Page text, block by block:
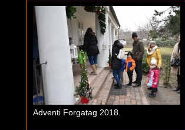
Adventi Forgatag 2018.